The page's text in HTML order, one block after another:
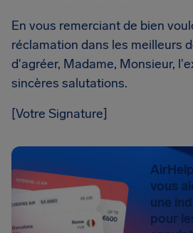
En vous remerciant de bien
réclamation dans les meilleurs
d'agréer, Madame, Monsieur,
sincères salutations.
[Votre Signature]
vous
une
pour